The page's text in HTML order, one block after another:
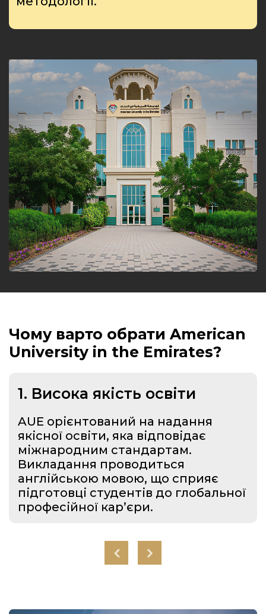
Чому варто обрати American
University in the Emirates?
1. Висока якість освіти
AUE орієнтований на надання
якісної освіти, яка відповідає
міжнародним стандартам.
Викладання проводиться
англійською мовою, що сприяє
підготовці студентів до глобальної
професійної кар’єри.